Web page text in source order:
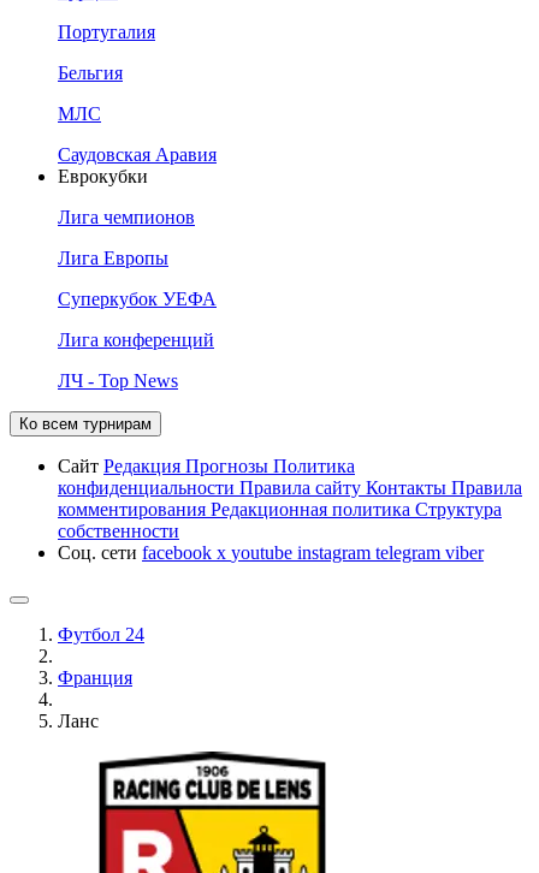
Португалия
Бельгия
МЛС
Саудовская Аравия
Еврокубки
Лига чемпионов
Лига Европы
Суперкубок УЕФА
Лига конференций
ЛЧ - Top News
Ко всем турнирам
Сайт Редакция Прогнозы Политика
конфиденциальности Правила сайту Контакты Правила
комментирования Редакционная политика Структура
собственности
Соц. сети facebook x youtube instagram telegram viber
Футбол 24
Франция
Ланс